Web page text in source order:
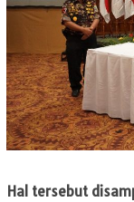
Hal tersebut